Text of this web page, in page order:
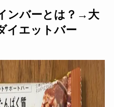
ンバーとは？→大
イエットバー